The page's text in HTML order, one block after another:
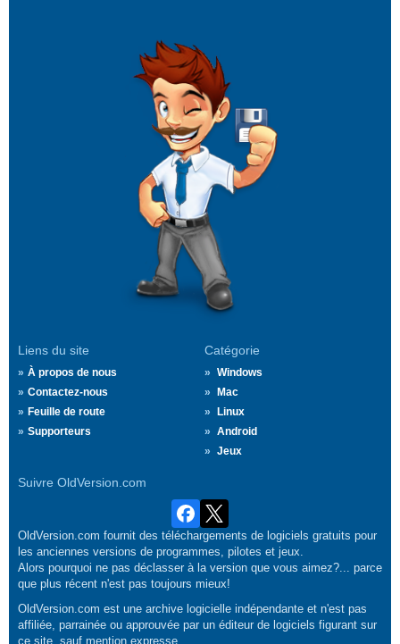
Liens du site
À propos de nous
Contactez-nous
Feuille de route
Supporteurs
Catégorie
Windows
Mac
Linux
Android
Jeux
Suivre OldVersion.com
OldVersion.com fournit des téléchargements de logiciels gratuits pour
les anciennes versions de programmes, pilotes et jeux.
Alors pourquoi ne pas déclasser à la version que vous aimez?... parce
que plus récent n'est pas toujours mieux!
OldVersion.com est une archive logicielle indépendante et n'est pas
affiliée, parrainée ou approuvée par un éditeur de logiciels figurant sur
ce site, sauf mention expresse.